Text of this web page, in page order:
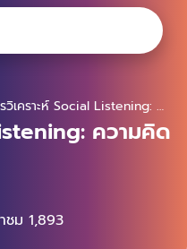
การวิเคราะห์ Social Listening: ความคิดเห็นของผู้บริโภค
ความคิด
ชม 1,893